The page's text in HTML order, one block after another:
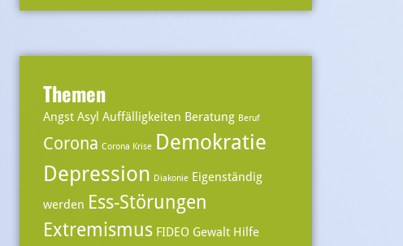
Themen
Angst Asyl Auffälligkeiten Beratung Beruf
Corona Corona Krise Demokratie
Depression Diakonie Eigenständig
werden Ess-Störungen
Extremismus FIDEO Gewalt Hilfe